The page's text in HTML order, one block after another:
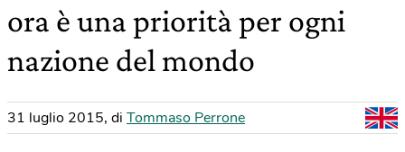
ora è una priorità per ogni
nazione del mondo
31 luglio 2015, di Tommaso Perrone